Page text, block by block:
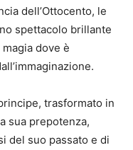
dell’Ottocento, le
spettacolo brillante
dove è
trasformato in
sua prepotenza,
del suo passato e di